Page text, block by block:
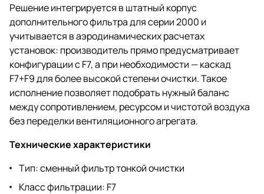
Решение интегрируется в штатный корпус
дополнительного фильтра для серии 2000 и
учитывается в аэродинамических расчетах
установок: производитель прямо предусматривает
конфигурации с F7, а при необходимости — каскад
F7+F9 для более высокой степени очистки. Такое
исполнение позволяет подобрать нужный баланс
между сопротивлением, ресурсом и чистотой воздуха
без переделки вентиляционного агрегата.
Технические характеристики
Тип: сменный фильтр тонкой очистки
Класс фильтрации: F7